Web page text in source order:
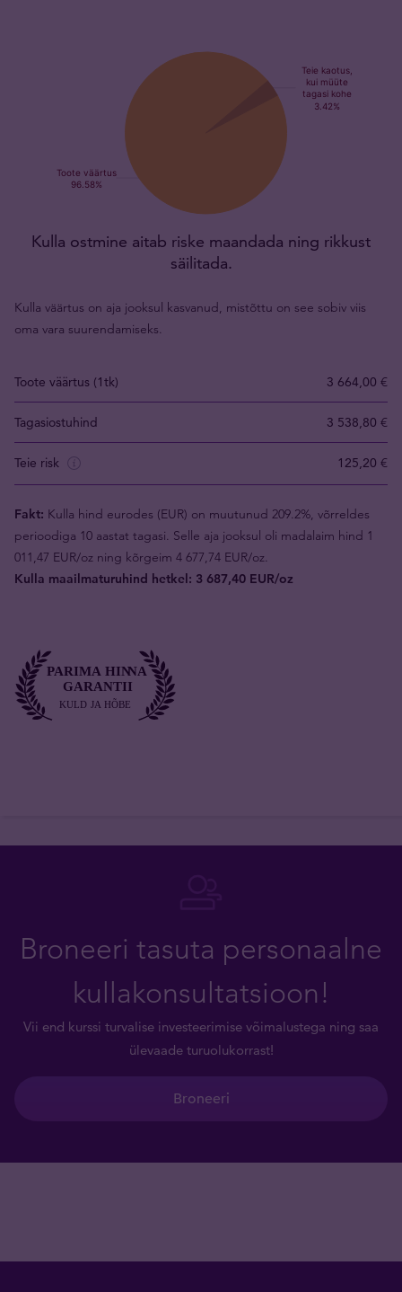
Kulla ostmine aitab riske maandada ning rikkust
säilitada.
Kulla väärtus on aja jooksul kasvanud, mistõttu on see sobiv viis
oma vara suurendamiseks.
Toote väärtus (1tk) 3 664,00 €
Tagasiostuhind 3 538,80 €
Teie risk 125,20 €
Fakt: Kulla hind eurodes (EUR) on muutunud 209.2%, võrreldes
perioodiga 10 aastat tagasi. Selle aja jooksul oli madalaim hind 1
011,47 EUR/oz ning kõrgeim 4 677,74 EUR/oz.
Kulla maailmaturuhind hetkel: 3 687,40 EUR/oz
Broneeri tasuta personaalne
kullakonsultatsioon!
Vii end kurssi turvalise investeerimise võimalustega ning saa
ülevaade turuolukorrast!
Broneeri